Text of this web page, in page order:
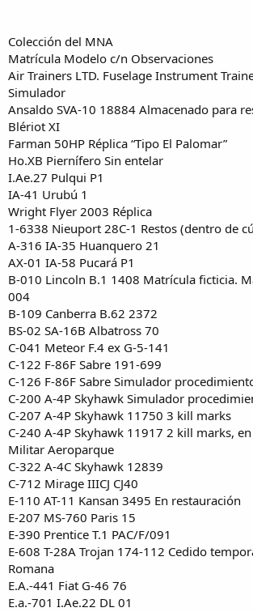
Colección del MNA
Matrícula Modelo c/n Observaciones
Air Trainers LTD. Fuselage Instrument
Simulador
Ansaldo SVA-10 18884 Almacenado para
Blériot XI
Farman 50HP Réplica “Tipo El Palomar”
Ho.XB Piernífero Sin entelar
I.Ae.27 Pulqui P1
IA-41 Urubú 1
Wright Flyer 2003 Réplica
1-6338 Nieuport 28C-1 Restos (dentro de
A-316 IA-35 Huanquero 21
AX-01 IA-58 Pucará P1
B-010 Lincoln B.1 1408 Matrícula ficticia.
004
B-109 Canberra B.62 2372
BS-02 SA-16B Albatross 70
C-041 Meteor F.4 ex G-5-141
C-122 F-86F Sabre 191-699
C-126 F-86F Sabre Simulador
C-200 A-4P Skyhawk Simulador
C-207 A-4P Skyhawk 11750 3 kill marks
C-240 A-4P Skyhawk 11917 2 kill marks,
Militar Aeroparque
C-322 A-4C Skyhawk 12839
C-712 Mirage IIICJ CJ40
E-110 AT-11 Kansan 3495 En restauración
E-207 MS-760 Paris 15
E-390 Prentice T.1 PAC/F/091
E-608 T-28A Trojan 174-112 Cedido
Romana
E.A.-441 Fiat G-46 76
E.a.-701 I.Ae.22 DL 01